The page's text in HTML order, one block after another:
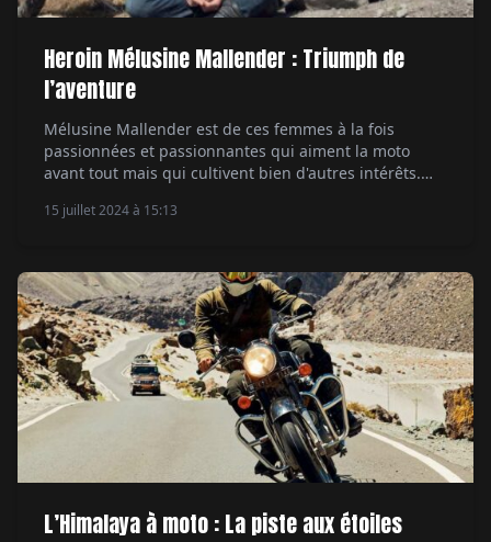
Heroin Mélusine Mallender : Triumph de
l’aventure
Mélusine Mallender est de ces femmes à la fois
passionnées et passionnantes qui aiment la moto
avant tout mais qui cultivent bien d'autres intérêts.
plongée, le théâtre, les films rythment la vie de cette
15 juillet 2024 à 15:13
L’Himalaya à moto : La piste aux étoiles